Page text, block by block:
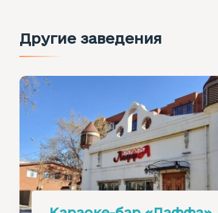
Другие заведения